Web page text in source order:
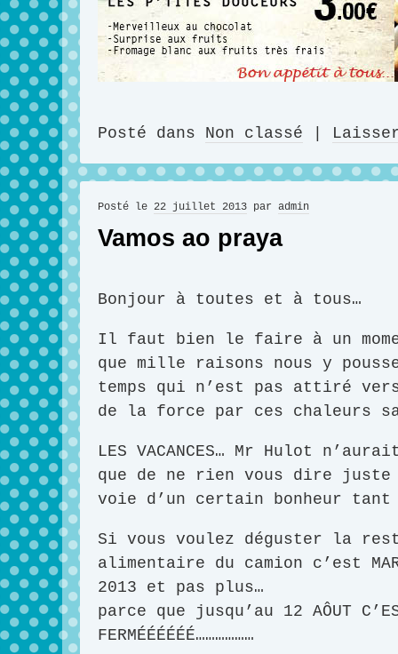
Posté dans Non classé
Vamos ao praya
Posté le 22 juillet 2013 par admin
Bonjour à toutes et à tous…
Il faut bien le faire à un
que mille raisons nous y
temps qui n’est pas attiré
de la force par ces chaleurs
LES VACANCES… Mr Hulot
que de ne rien vous dire juste
voie d’un certain bonheur tant
Si vous voulez déguster la
alimentaire du camion c’est
2013 et pas plus…
parce que jusqu’au 12 AÔUT
FERMÉÉÉÉÉÉ………………